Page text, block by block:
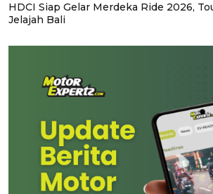
HDCI Siap Gelar Merdeka Ride 2026,
Jelajah Bali